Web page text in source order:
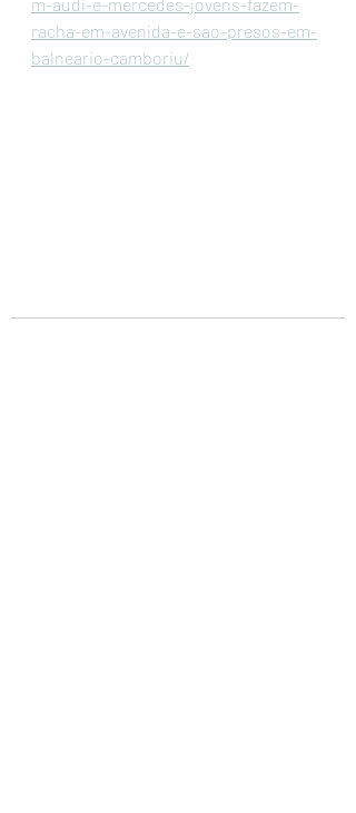
racha-em-avenida-e-sao-presos-em-
balneario-camboriu/